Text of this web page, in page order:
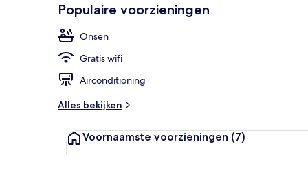
o
r
Populaire voorzieningen
Onsen
Gratis wifi
Airconditioning
Alles bekijken
Voornaamste voorzieningen (7)